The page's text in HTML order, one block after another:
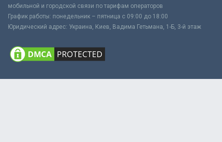
мобильной и городской связи по тарифам операторов
График работы: понедельник – пятница с 09:00 до 18:00
Юридический адрес: Украина, Киев, Вадима Гетьмана, 1-Б, 3-й этаж